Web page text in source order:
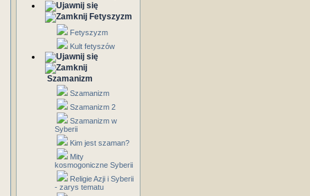
Fetyszyzm
Fetyszyzm
Kult fetyszów
Szamanizm
Szamanizm
Szamanizm 2
Szamanizm w
Syberii
Kim jest szaman?
Mity
kosmogoniczne Syberii
Religie Azji i Syberii
- zarys tematu